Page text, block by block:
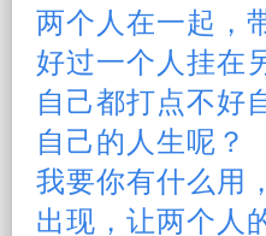
两个人在一起，
好过一个人挂在
自己都打点不好
自己的 人生呢？
我要你有什么用
出现，让两个人